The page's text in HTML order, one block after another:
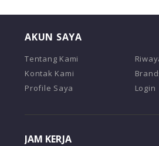
AKUN SAYA
Tentang Kami
Kontak Kami
Profile Saya
Login
JAM KERJA